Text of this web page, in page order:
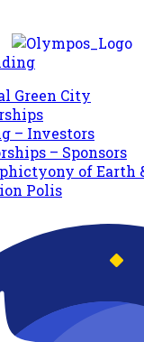
Green City
– Investors
– Sponsors
of Earth
Polis